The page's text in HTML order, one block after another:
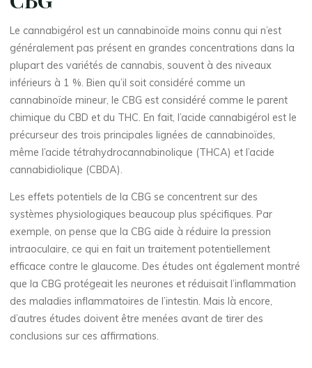
Le cannabigérol est un cannabinoïde moins connu qui n’est
généralement pas présent en grandes concentrations dans la
plupart des variétés de cannabis, souvent à des niveaux
inférieurs à 1 %. Bien qu’il soit considéré comme un
cannabinoïde mineur, le CBG est considéré comme le parent
chimique du CBD et du THC. En fait, l’acide cannabigérol est le
précurseur des trois principales lignées de cannabinoïdes,
même l’acide tétrahydrocannabinolique (THCA) et l’acide
cannabidiolique (CBDA).
Les effets potentiels de la CBG se concentrent sur des
systèmes physiologiques beaucoup plus spécifiques. Par
exemple, on pense que la CBG aide à réduire la pression
intraoculaire, ce qui en fait un traitement potentiellement
efficace contre le glaucome. Des études ont également montré
que la CBG protégeait les neurones et réduisait l’inflammation
des maladies inflammatoires de l’intestin. Mais là encore,
d’autres études doivent être menées avant de tirer des
conclusions sur ces affirmations.